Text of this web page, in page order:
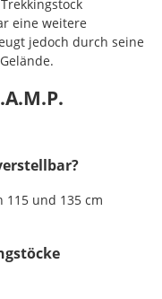
eine weitere
jedoch durch seine
115 und 135 cm